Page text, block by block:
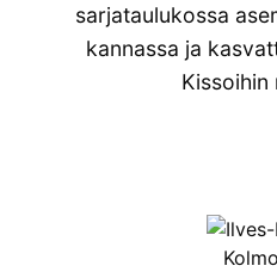
sarjataulukossa
kannassa ja
Kissoihin